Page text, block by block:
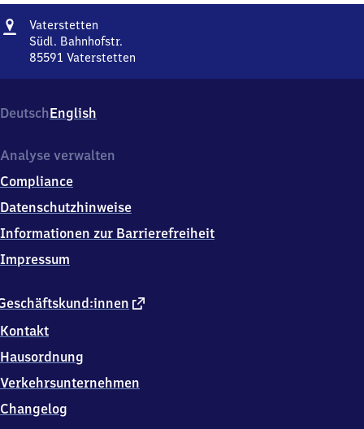
Adresse
Vaterstetten
Südl. Bahnhofstr.
85591 Vaterstetten
Bahnhofstr.,
8
5
1
Vaterstetten
DeutschEnglish
externer
Kontakt
Hausordnung
Verkehrsunternehmen
Changelog
Analyse verwalten
Compliance
Datenschutzhinweise
Informationen zur Barrierefreiheit
Impressum